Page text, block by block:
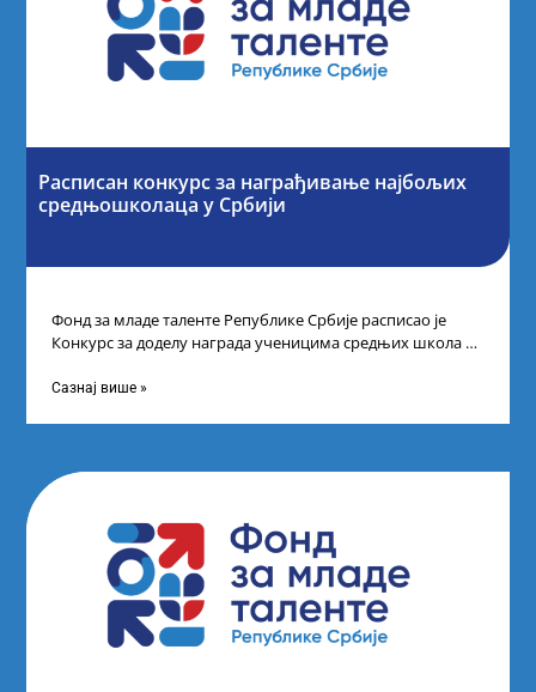
Расписан конкурс за награђивање најбољих
средњошколаца у Србији
Фонд за младе таленте Републике Србије расписао је
Конкурс за доделу награда ученицима средњих школа за
Сазнај више »